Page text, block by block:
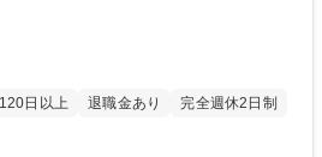
日以上 退職金あり
完全週休2日制